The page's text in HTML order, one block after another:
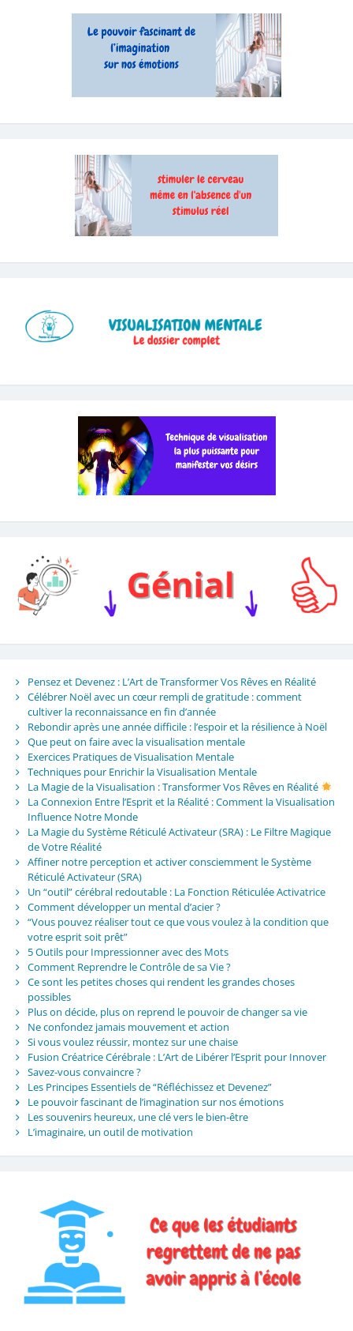
Pensez et Devenez : L’Art de Transformer Vos Rêves en Réalité
Célébrer Noël avec un cœur rempli de gratitude : comment
cultiver la reconnaissance en fin d’année
Rebondir après une année difficile : l’espoir et la résilience à Noël
Que peut on faire avec la visualisation mentale
Exercices Pratiques de Visualisation Mentale
Techniques pour Enrichir la Visualisation Mentale
La Magie de la Visualisation : Transformer Vos Rêves en Réalité
La Connexion Entre l’Esprit et la Réalité : Comment la Visualisation
Influence Notre Monde
La Magie du Système Réticulé Activateur (SRA) : Le Filtre Magique
de Votre Réalité
Affiner notre perception et activer consciemment le Système
Réticulé Activateur (SRA)
Un “outil” cérébral redoutable : La Fonction Réticulée Activatrice
Comment développer un mental d’acier ?
“Vous pouvez réaliser tout ce que vous voulez à la condition que
votre esprit soit prêt”
5 Outils pour Impressionner avec des Mots
Comment Reprendre le Contrôle de sa Vie ?
Ce sont les petites choses qui rendent les grandes choses
possibles
Plus on décide, plus on reprend le pouvoir de changer sa vie
Ne confondez jamais mouvement et action
Si vous voulez réussir, montez sur une chaise
Fusion Créatrice Cérébrale : L’Art de Libérer l’Esprit pour Innover
Savez-vous convaincre ?
Les Principes Essentiels de “Réfléchissez et Devenez”
Le pouvoir fascinant de l’imagination sur nos émotions
Les souvenirs heureux, une clé vers le bien-être
L’imaginaire, un outil de motivation